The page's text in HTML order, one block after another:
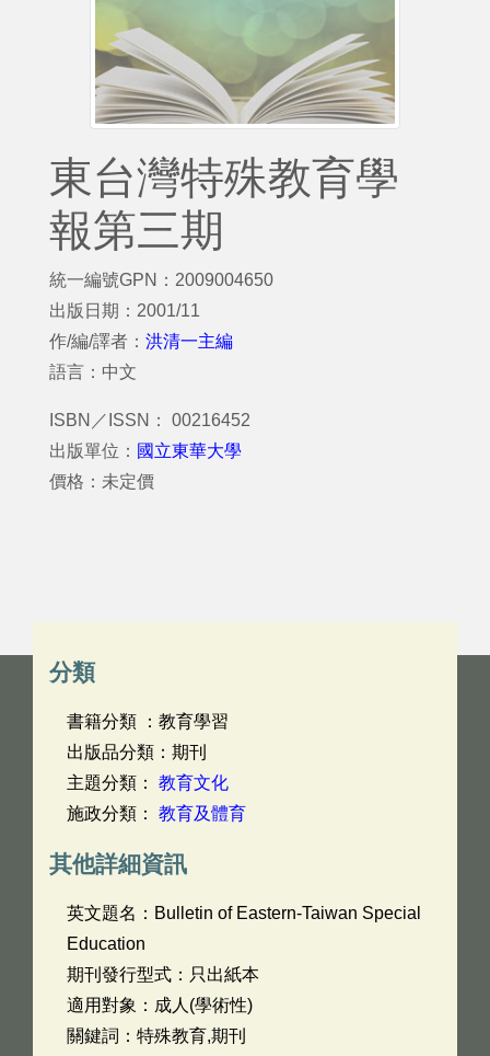
東台灣特殊教育學
報第三期
統一編號GPN：2009004650
出版日期：2001/11
作/編/譯者： 洪清一主編
語言：中文
ISBN／ISSN： 00216452
出版單位： 國立東華大學
價格：未定價
分類
書籍分類 ：教育學習
出版品分類：期刊
主題分類： 教育文化
施政分類： 教育及體育
其他詳細資訊
英文題名： Bulletin of Eastern-Taiwan Special
Education
期刊發行型式：只出紙本
適用對象：成人(學術性)
關鍵詞：特殊教育,期刊